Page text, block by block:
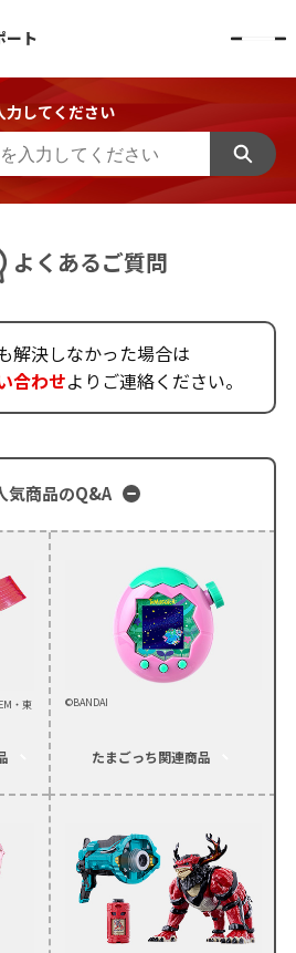
ート
してください
よくあるご質問
解決しなかった場合は
合わせよりご連絡ください。
気商品のQ&A
・東
©BANDAI
たまごっち関連商品